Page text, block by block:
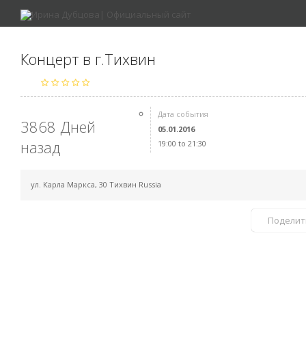
Концерт в г.Тихвин
3868 Дней
назад
Дата события
05.01.2016
19:00 to 21:30
ул. Карла Маркса, 30 Тихвин Russia